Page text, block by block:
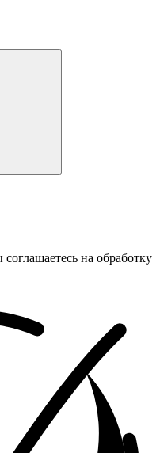
на обработку